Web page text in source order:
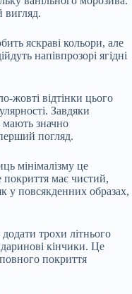
вигляд.
яскраві кольори, але
напівпрозорі ягідні
жовті відтінки цього
Завдяки
мають значно
погляд.
мінімалізму це
має чистий,
у повсякденних образах,
трохи літнього
кінчики. Це
покриття